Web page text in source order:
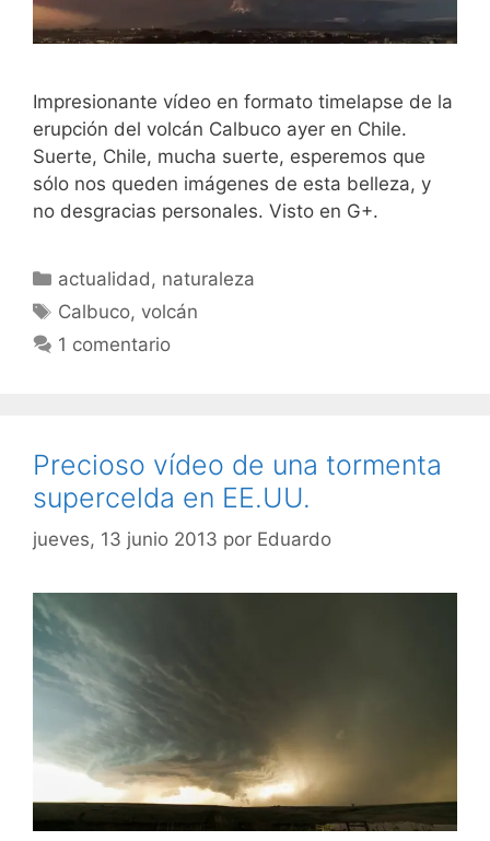
Impresionante vídeo en formato timelapse de la
erupción del volcán Calbuco ayer en Chile.
Suerte, Chile, mucha suerte, esperemos que
sólo nos queden imágenes de esta belleza, y
no desgracias personales. Visto en G+.
Categorías
actualidad , naturaleza
Etiquetas
Calbuco, volcán
1 comentario
Precioso vídeo de una tormenta
supercelda en EE.UU.
jueves, 13 junio 2013 por Eduardo